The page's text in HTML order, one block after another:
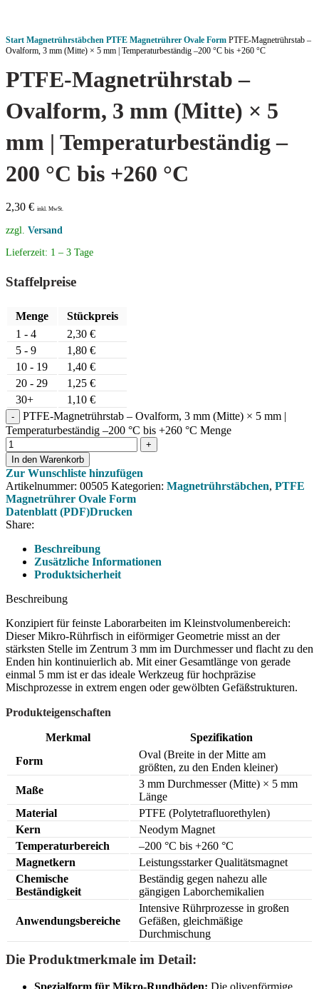
Start Magnetrührstäbchen PTFE Magnetrührer Ovale Form PTFE-Magnetrührstab –
Ovalform, 3 mm (Mitte) × 5 mm | Temperaturbeständig –200 °C bis +260 °C
PTFE-Magnetrührstab –
Ovalform, 3 mm (Mitte) × 5
mm | Temperaturbeständig –
200 °C bis +260 °C
2,30 € inkl. MwSt.
zzgl. Versand
Lieferzeit: 1 – 3 Tage
Staffelpreise
Menge
Stückpreis
1 - 4
2,30 €
5 - 9
1,80 €
10 - 19
1,40 €
20 - 29
1,25 €
30+
1,10 €
PTFE-Magnetrührstab – Ovalform, 3 mm (Mitte) × 5 mm |
Temperaturbeständig –200 °C bis +260 °C Menge
In den Warenkorb
Zur Wunschliste hinzufügen
Artikelnummer: 00505 Kategorien: Magnetrührstäbchen, PTFE
Magnetrührer Ovale Form
Datenblatt (PDF)Drucken
Share:
Beschreibung
Zusätzliche Informationen
Produktsicherheit
Beschreibung
Konzipiert für feinste Laborarbeiten im Kleinstvolumenbereich:
Dieser Mikro-Rührfisch in eiförmiger Geometrie misst an der
stärksten Stelle im Zentrum 3 mm im Durchmesser und flacht zu den
Enden hin kontinuierlich ab. Mit einer Gesamtlänge von gerade
einmal 5 mm ist er das ideale Werkzeug für hochpräzise
Mischprozesse in extrem engen oder gewölbten Gefäßstrukturen.
Produkteigenschaften
Merkmal
Spezifikation
Form
Oval (Breite in der Mitte am
größten, zu den Enden kleiner)
Maße
3 mm Durchmesser (Mitte) × 5 mm
Länge
Material
PTFE (Polytetrafluorethylen)
Kern
Neodym Magnet
Temperaturbereich
–200 °C bis +260 °C
Magnetkern
Leistungsstarker Qualitätsmagnet
Chemische
Beständigkeit
Beständig gegen nahezu alle
gängigen Laborchemikalien
Anwendungsbereiche
Intensive Rührprozesse in großen
Gefäßen, gleichmäßige
Durchmischung
Die Produktmerkmale im Detail: